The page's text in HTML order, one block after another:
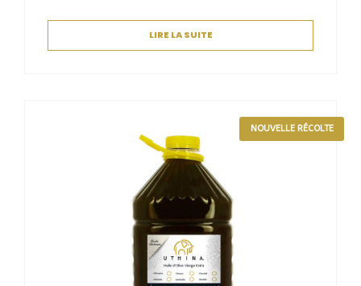
LIRE LA SUITE
NOUVELLE RÉCOLTE